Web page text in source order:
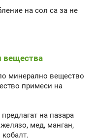
на сол са за не
вещества
минерално вещество
примеси на
на пазара
мед, манган,